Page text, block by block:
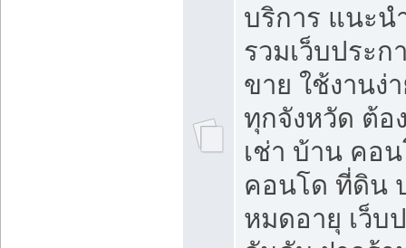
บริการ แนะน
รวมเว็บประก
ขาย ใช้งานง่
ทุกจังหวัด ต้อ
เช่า บ้าน คอ
คอนโด ที่ดิน
หมดอายุ เว็บ